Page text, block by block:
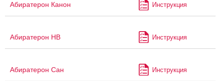
Абиратерон Канон Инструкция
Абиратерон НВ Инструкция
Абиратерон Сан Инструкция